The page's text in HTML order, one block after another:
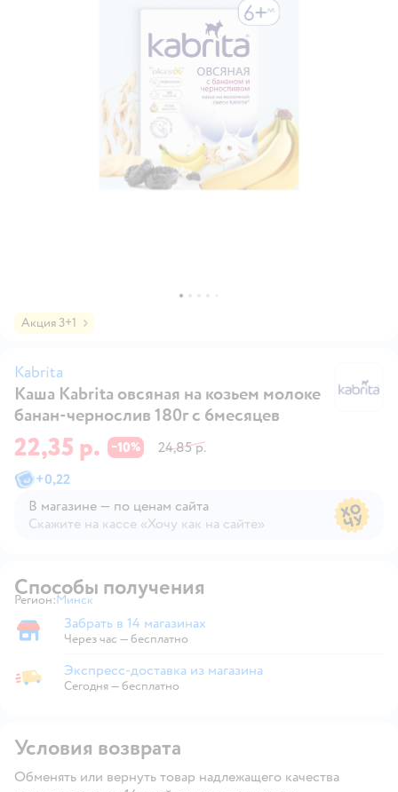
Акция 3+1
Kabrita
Каша Kabrita овсяная на козьем молоке
банан-чернослив 180г с 6месяцев
22,35 р. −10%
24,85 р.
+0,22
В магазине — по ценам сайта
Скажите на кассе «Хочу как на сайте»
Способы получения
Регион: Выбор адреса доставки.
Минск
Забрать в магазине
Забрать в 14 магазинах
Через час — бесплатно
Экспресс-доставка из магазина
Экспресс-доставка из магазина
Сегодня—бесплатно
Условия возврата
Обменять или вернуть товар надлежащего качества